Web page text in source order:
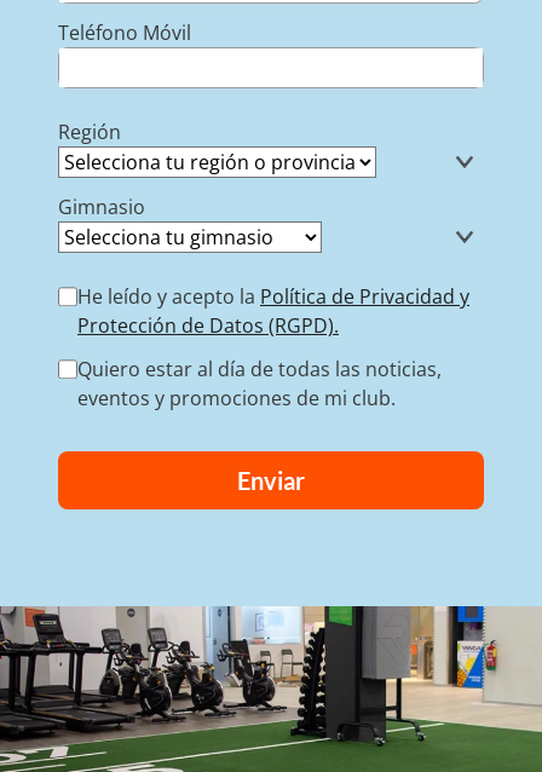
Teléfono Móvil
Región
Gimnasio
He leído y acepto la Política de Privacidad y
Protección de Datos (RGPD).
Quiero estar al día de todas las noticias,
eventos y promociones de mi club.